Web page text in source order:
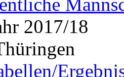
2017/18